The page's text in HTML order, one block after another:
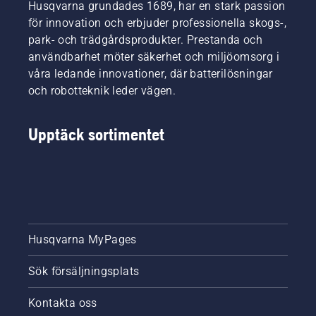
Och de
ställer
otroligt
höga
krav på
sin
utrustning.
svärd
och
kedja
lång
livslängd.
Följ
anvisningarna
videon
fungerar
som det
ska.
Börja
visas i
den här
videon.
Husqvarna grundades 1689, har en stark passion
för innovation och erbjuder professionella skogs-,
park- och trädgårdsprodukter. Prestanda och
användbarhet möter säkerhet och miljöomsorg i
våra ledande innovationer, där batterilösningar
och robotteknik leder vägen.
Upptäck sortimentet
Husqvarna MyPages
Sök försäljningsplats
Kontakta oss